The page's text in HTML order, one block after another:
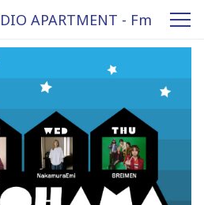
APARTMENT - Fm